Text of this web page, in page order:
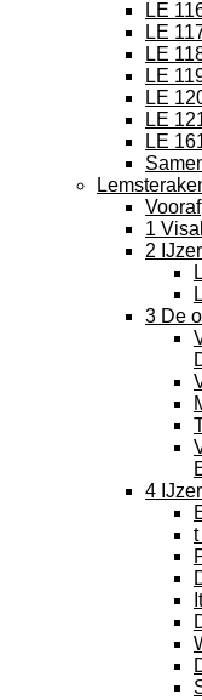
LE
LE
LE
LE
LE
LE
LE
Vooraf
1
2
3 De
4
t